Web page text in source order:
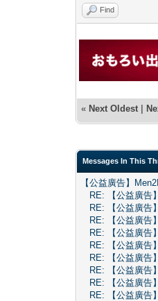
Find
« Next Oldest |
Messages In This
【公益廣告】
RE: 【公益廣告
RE: 【公益廣告
RE: 【公益廣告
RE: 【公益廣告
RE: 【公益廣告
RE: 【公益廣告
RE: 【公益廣告
RE: 【公益廣告
RE: 【公益廣告